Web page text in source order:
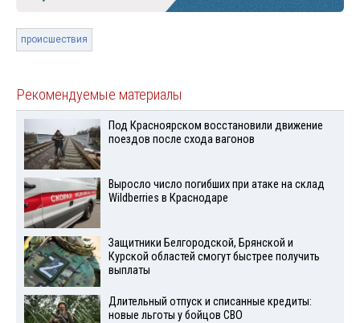
происшествия
Рекомендуемые материалы
Под Красноярском восстановили движение
поездов после схода вагонов
Выросло число погибших при атаке на склад
Wildberries в Краснодаре
Защитники Белгородской, Брянской и
Курской областей смогут быстрее получить
выплаты
Длительный отпуск и списанные кредиты:
новые льготы у бойцов СВО